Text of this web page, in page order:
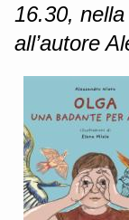
16.30,
all’autore